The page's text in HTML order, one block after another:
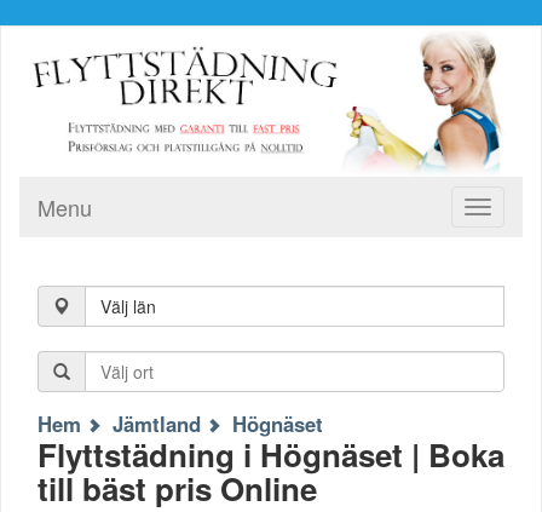
Toggle
Menu
Välj län
Hem Jämtland Högnäset
Flyttstädning i Högnäset | Boka
till bäst pris Online